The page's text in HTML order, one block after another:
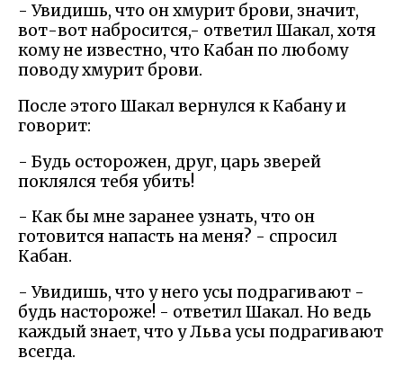
- Увидишь, что он хмурит брови, значит,
вот-вот набросится,- ответил Шакал, хотя
кому не известно, что Кабан по любому
поводу хмурит брови.
После этого Шакал вернулся к Кабану и
говорит:
- Будь осторожен, друг, царь зверей
поклялся тебя убить!
- Как бы мне заранее узнать, что он
готовится напасть на меня? - спросил
Кабан.
- Увидишь, что у него усы подрагивают -
будь настороже! - ответил Шакал. Но ведь
каждый знает, что у Льва усы подрагивают
всегда.